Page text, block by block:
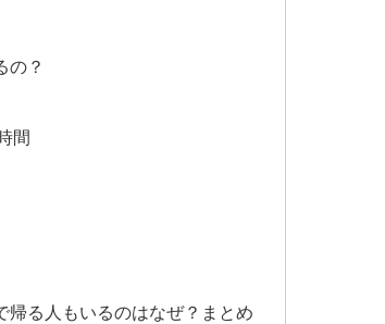
の？
間
帰る人もいるのはなぜ？まとめ